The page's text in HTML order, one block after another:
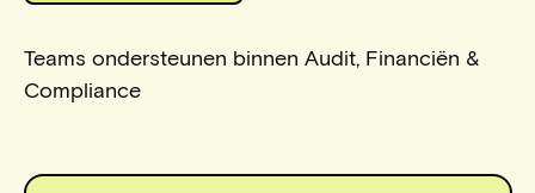
Teams ondersteunen binnen Audit, Financiën &
Compliance